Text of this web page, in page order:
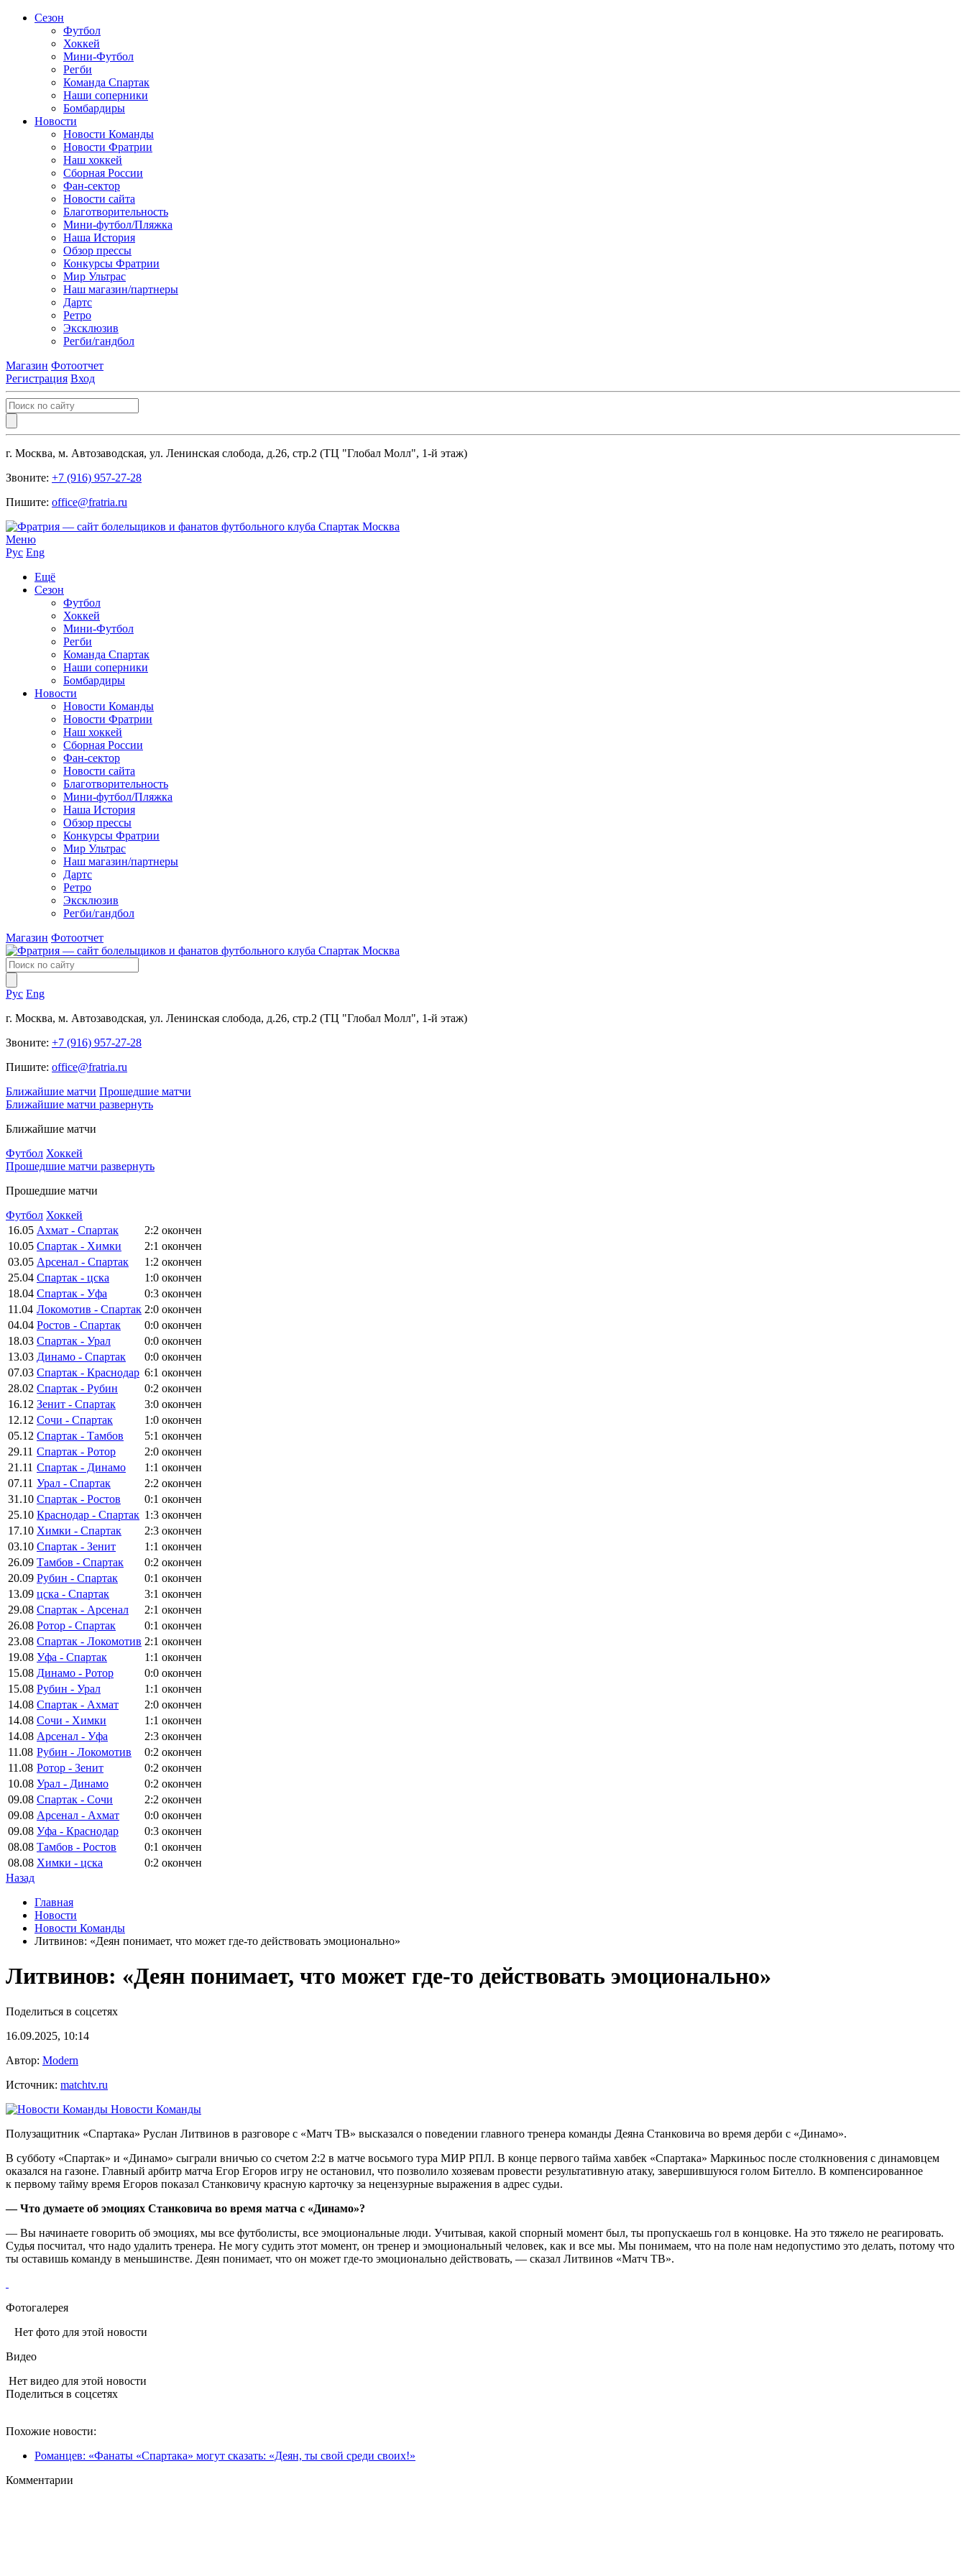
Сезон
Футбол
Хоккей
Мини-Футбол
Регби
Команда Спартак
Наши соперники
Бомбардиры
Новости
Новости Команды
Новости Фратрии
Наш хоккей
Сборная России
Фан-cектор
Новости сайта
Благотворительность
Мини-футбол/Пляжка
Наша История
Обзор прессы
Конкурсы Фратрии
Мир Ультрас
Наш магазин/партнеры
Дартс
Ретро
Эксклюзив
Регби/гандбол
Магазин Фотоотчет
Регистрация Вход
г. Москва, м. Автозаводская, ул. Ленинская слобода, д.26, стр.2 (ТЦ "Глобал Молл", 1-й этаж)
Звоните: +7 (916) 957-27-28
Пишите: office@fratria.ru
Меню
Рус Eng
Ещё
Сезон
Футбол
Хоккей
Мини-Футбол
Регби
Команда Спартак
Наши соперники
Бомбардиры
Новости
Новости Команды
Новости Фратрии
Наш хоккей
Сборная России
Фан-cектор
Новости сайта
Благотворительность
Мини-футбол/Пляжка
Наша История
Обзор прессы
Конкурсы Фратрии
Мир Ультрас
Наш магазин/партнеры
Дартс
Ретро
Эксклюзив
Регби/гандбол
Магазин Фотоотчет
Рус Eng
г. Москва, м. Автозаводская, ул. Ленинская слобода, д.26, стр.2 (ТЦ "Глобал Молл", 1-й этаж)
Звоните: +7 (916) 957-27-28
Пишите: office@fratria.ru
Ближайшие матчи Прошедшие матчи
Ближайшие матчи развернуть
Ближайшие матчи
Футбол Хоккей
Прошедшие матчи развернуть
Прошедшие матчи
Футбол Хоккей
16.05 Ахмат - Спартак 2:2 окончен
10.05 Спартак - Химки 2:1 окончен
03.05 Арсенал - Спартак 1:2 окончен
25.04 Спартак - цска 1:0 окончен
18.04 Спартак - Уфа 0:3 окончен
11.04 Локомотив - Спартак 2:0 окончен
04.04 Ростов - Спартак 0:0 окончен
18.03 Спартак - Урал 0:0 окончен
13.03 Динамо - Спартак 0:0 окончен
07.03 Спартак - Краснодар 6:1 окончен
28.02 Спартак - Рубин 0:2 окончен
16.12 Зенит - Спартак 3:0 окончен
12.12 Сочи - Спартак 1:0 окончен
05.12 Спартак - Тамбов 5:1 окончен
29.11 Спартак - Ротор 2:0 окончен
21.11 Спартак - Динамо 1:1 окончен
07.11 Урал - Спартак 2:2 окончен
31.10 Спартак - Ростов 0:1 окончен
25.10 Краснодар - Спартак 1:3 окончен
17.10 Химки - Спартак 2:3 окончен
03.10 Спартак - Зенит 1:1 окончен
26.09 Тамбов - Спартак 0:2 окончен
20.09 Рубин - Спартак 0:1 окончен
13.09 цска - Спартак 3:1 окончен
29.08 Спартак - Арсенал 2:1 окончен
26.08 Ротор - Спартак 0:1 окончен
23.08 Спартак - Локомотив 2:1 окончен
19.08 Уфа - Спартак 1:1 окончен
15.08 Динамо - Ротор 0:0 окончен
15.08 Рубин - Урал 1:1 окончен
14.08 Спартак - Ахмат 2:0 окончен
14.08 Сочи - Химки 1:1 окончен
14.08 Арсенал - Уфа 2:3 окончен
11.08 Рубин - Локомотив 0:2 окончен
11.08 Ротор - Зенит 0:2 окончен
10.08 Урал - Динамо 0:2 окончен
09.08 Спартак - Сочи 2:2 окончен
09.08 Арсенал - Ахмат 0:0 окончен
09.08 Уфа - Краснодар 0:3 окончен
08.08 Тамбов - Ростов 0:1 окончен
08.08 Химки - цска 0:2 окончен
Назад
Главная
Новости
Новости Команды
Литвинов: «Деян понимает, что может где‑то действовать эмоционально»
Литвинов: «Деян понимает, что может где‑то действовать эмоционально»
Поделиться в соцсетях
16.09.2025, 10:14
Автор: Modern
Источник: matchtv.ru
Новости Команды
Полузащитник «Спартака» Руслан Литвинов в разговоре с «Матч ТВ» высказался о поведении главного тренера команды Деяна Станковича во время дерби с «Динамо».
В субботу «Спартак» и «Динамо» сыграли вничью со счетом 2:2 в матче восьмого тура МИР РПЛ. В конце первого тайма хавбек «Спартака» Маркиньос после столкновения с динамовцем
оказался на газоне. Главный арбитр матча Егор Егоров игру не остановил, что позволило хозяевам провести результативную атаку, завершившуюся голом Бителло. В компенсированное
к первому тайму время Егоров показал Станковичу красную карточку за нецензурные выражения в адрес судьи.
— Что думаете об эмоциях Станковича во время матча с «Динамо»?
— Вы начинаете говорить об эмоциях, мы все футболисты, все эмоциональные люди. Учитывая, какой спорный момент был, ты пропускаешь гол в концовке. На это тяжело не реагировать.
Судья посчитал, что надо удалить тренера. Не могу судить этот момент, он тренер и эмоциональный человек, как и все мы. Мы понимаем, что на поле нам недопустимо это делать, потому что
ты оставишь команду в меньшинстве. Деян понимает, что он может где‑то эмоционально действовать, — сказал Литвинов «Матч ТВ».
Фотогалерея
Нет фото для этой новости
Видео
Нет видео для этой новости
Поделиться в соцсетях
Похожие новости:
Романцев: «Фанаты «Спартака» могут сказать: «Деян, ты свой среди своих!»
Комментарии